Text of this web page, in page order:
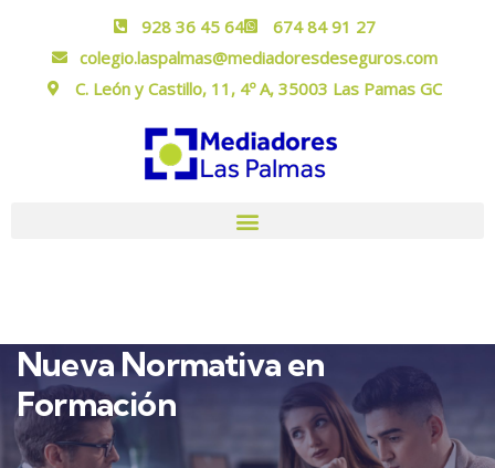
928 36 45 64
674 84 91 27
colegio.laspalmas@mediadoresdeseguros.com
C. León y Castillo, 11, 4º A, 35003 Las Pamas GC
Nueva Normativa en
Formación